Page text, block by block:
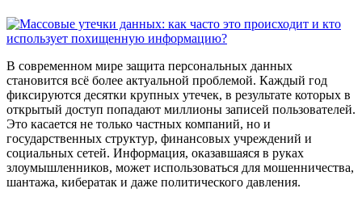
В современном мире защита персональных данных
становится всё более актуальной проблемой. Каждый год
фиксируются десятки крупных утечек, в результате которых в
открытый доступ попадают миллионы записей пользователей.
Это касается не только частных компаний, но и
государственных структур, финансовых учреждений и
социальных сетей. Информация, оказавшаяся в руках
злоумышленников, может использоваться для мошенничества,
шантажа, кибератак и даже политического давления.